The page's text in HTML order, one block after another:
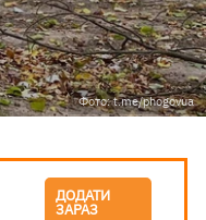
Фото: t.me/phogovua
ДОДАТИ
ЗАРАЗ